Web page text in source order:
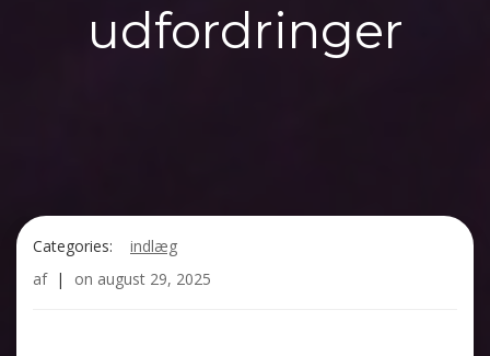
udfordringer
Categories:
indlæg
af | on august 29, 2025